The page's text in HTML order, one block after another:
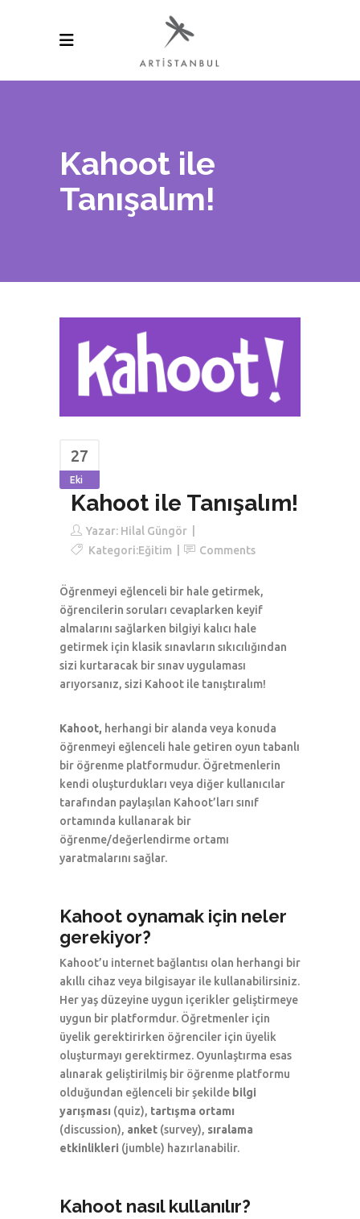
Kahoot ile
Tanışalım!
27
Eki
Kahoot ile Tanışalım!
Yazar: Hilal Güngör
Kategori:Eğitim Comments
Öğrenmeyi eğlenceli bir hale getirmek,
öğrencilerin soruları cevaplarken keyif
almalarını sağlarken bilgiyi kalıcı hale
getirmek için klasik sınavların sıkıcılığından
sizi kurtaracak bir sınav uygulaması
arıyorsanız, sizi Kahoot ile tanıştıralım!
Kahoot, herhangi bir alanda veya konuda
öğrenmeyi eğlenceli hale getiren oyun tabanlı
bir öğrenme platformudur. Öğretmenlerin
kendi oluşturdukları veya diğer kullanıcılar
tarafından paylaşılan Kahoot’ları sınıf
ortamında kullanarak bir
öğrenme/değerlendirme ortamı
yaratmalarını sağlar.
Kahoot oynamak için neler
gerekiyor?
Kahoot’u internet bağlantısı olan herhangi bir
akıllı cihaz veya bilgisayar ile kullanabilirsiniz.
Her yaş düzeyine uygun içerikler geliştirmeye
uygun bir platformdur. Öğretmenler için
üyelik gerektirirken öğrenciler için üyelik
oluşturmayı gerektirmez. Oyunlaştırma esas
alınarak geliştirilmiş bir öğrenme platformu
olduğundan eğlenceli bir şekilde bilgi
yarışması (quiz), tartışma ortamı
(discussion), anket (survey), sıralama
etkinlikleri (jumble) hazırlanabilir.
Kahoot nasıl kullanılır?